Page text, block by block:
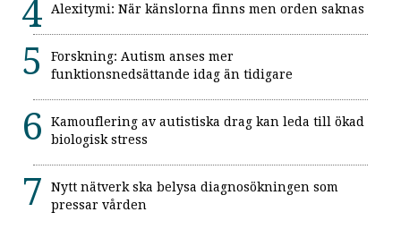
Alexitymi: När känslorna finns men orden saknas
Forskning: Autism anses mer
funktionsnedsättande idag än tidigare
Kamouflering av autistiska drag kan leda till ökad
biologisk stress
Nytt nätverk ska belysa diagnosökningen som
pressar vården